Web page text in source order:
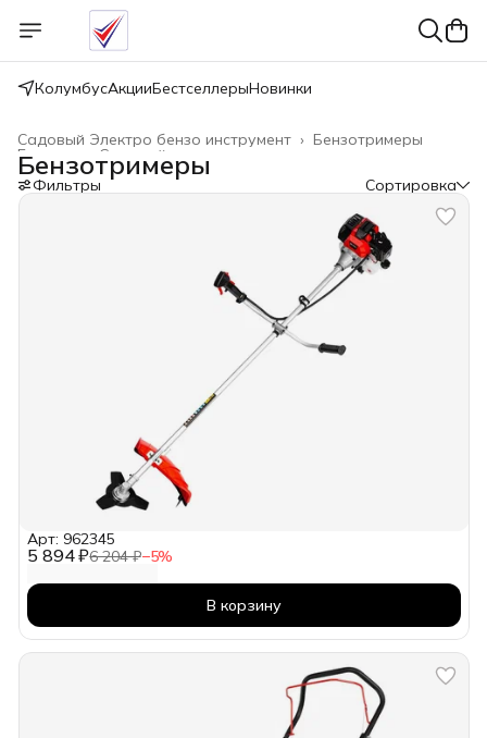
КолумбусАкцииБестселлерыНовинки
Бензотримеры
Садовый Электро бензо инструмент ›
Садовый инвентарь
Главная
Бензотримеры
Фильтры Сортировка
5 894 ₽6 204 ₽−5%
Арт: 962345
В корзину